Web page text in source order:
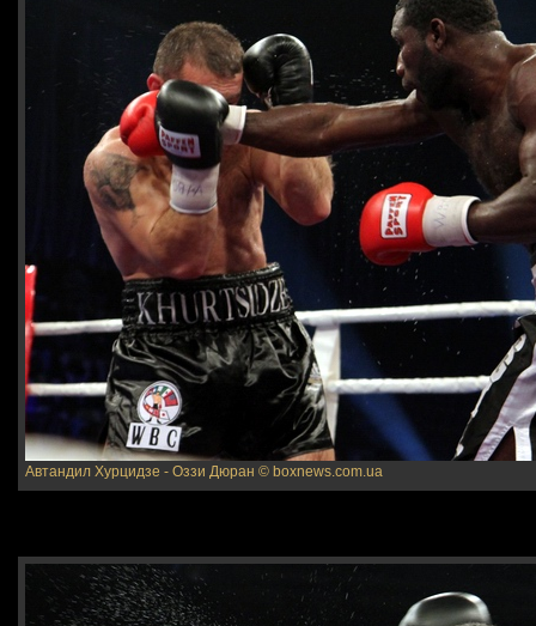
Автандил Хурцидзе - Оззи Дюран © boxnews.com.ua